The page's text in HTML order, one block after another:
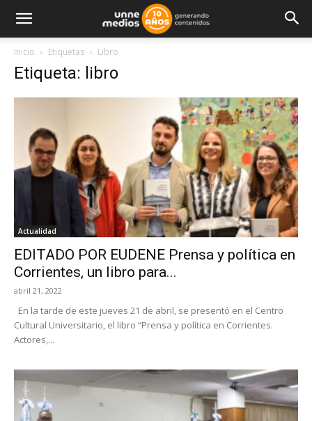
Inicio Etiquetas Libro
Etiqueta: libro
Actualidad
EDITADO POR EUDENE Prensa y política en
Corrientes, un libro para...
abril 21, 2022
En la tarde de este jueves 21 de abril, se presentó en el Centro
Cultural Universitario, el libro “Prensa y política en Corrientes.
Actores,...